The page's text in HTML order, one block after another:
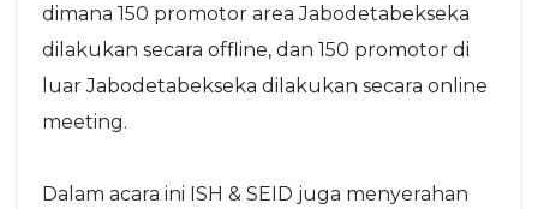
dimana 150 promotor area Jabodetabekseka
dilakukan secara offline, dan 150 promotor di
luar Jabodetabekseka dilakukan secara online
meeting.
Dalam acara ini ISH & SEID juga menyerahan